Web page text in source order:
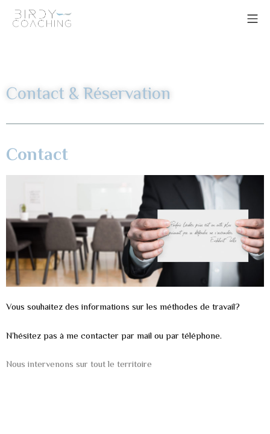
Contact & Réservation
Contact
Vous souhaitez des informations sur les méthodes de travail?
N’hésitez pas à me contacter par mail ou par téléphone.
Nous intervenons sur tout le territoire